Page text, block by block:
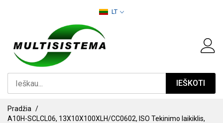
LT
IEŠKOTI
Pradžia
A10H-SCLCL06, 13X10X100XLH/CC0602, ISO Tekinimo laikiklis,